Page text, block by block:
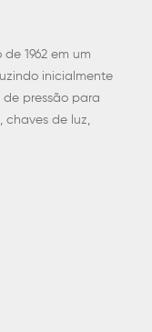
1962 em um
inicialmente
de pressão para
chaves de luz,